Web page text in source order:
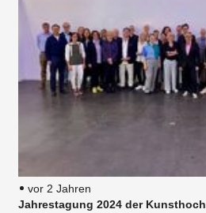
vor 2 Jahren
Jahrestagung 2024 der